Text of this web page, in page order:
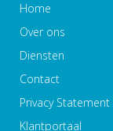
Home
Over ons
Diensten
Contact
Privacy Statement
Klantportaal